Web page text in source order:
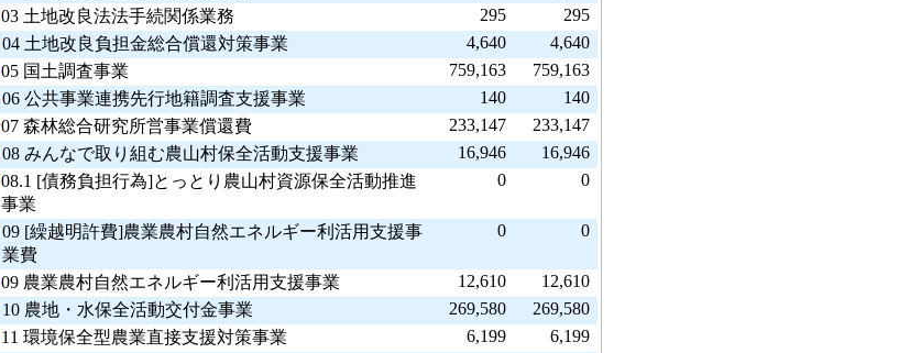
03 土地改良法法手続関係業務
295
295
04 土地改良負担金総合償還対策事業
4,640
4,640
05 国土調査事業
759,163
759,163
06 公共事業連携先行地籍調査支援事業
140
140
07 森林総合研究所営事業償還費
233,147
233,147
08 みんなで取り組む農山村保全活動支援事業
16,946
16,946
08.1 [債務負担行為]とっとり農山村資源保全活動推進
事業
0 0
09 [繰越明許費]農業農村自然エネルギー利活用支援事
業費
0 0
09 農業農村自然エネルギー利活用支援事業 12,610
12,610
10 農地・水保全活動交付金事業
269,580
269,580
11 環境保全型農業直接支援対策事業
6,199
6,199